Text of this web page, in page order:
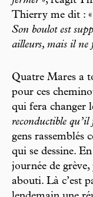
Thierry me dit : «
Son boulot est
ailleurs, mais il ne
Quatre Mares a
pour ces
qui fera changer
reconductible
gens rassemblés
qui se dessine.
journée de
abouti. Là c’est